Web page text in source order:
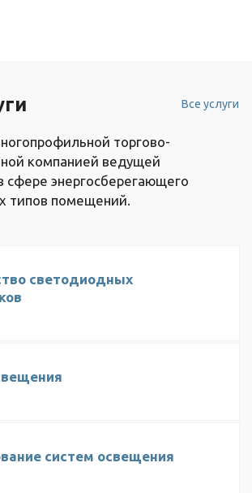
Все услуги
торгово-
компанией ведущей
сфере энергосберегающего
типов помещений.
светодиодных
систем освещения